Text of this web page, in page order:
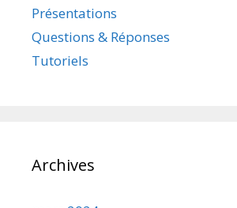
Présentations
Questions & Réponses
Tutoriels
Archives